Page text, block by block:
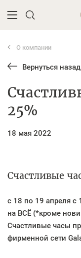
Введите
О компании
Вернуться назад
25%
18 мая 2022
Счастливые
с 18 по 19 апреля с
на ВСЁ (*кроме
Счастливые часы
фирменной сети